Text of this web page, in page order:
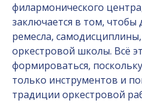
филармонического
заключается в том, чтобы
ремесла,
оркестровой школы. Всё
формироваться,
только инструментов и
традиции оркестровой